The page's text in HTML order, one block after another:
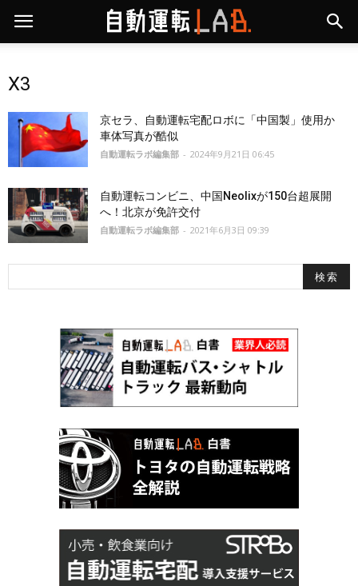
X3
京セラ、自動運転宅配ロボに「中国製」使用か
車体写真が酷似
自動運転ラボ編集部 - 2024年9月21日 06:45
自動運転コンビニ、中国Neolixが150台超展開
へ！北京が免許交付
自動運転ラボ編集部 - 2021年6月3日 09:39